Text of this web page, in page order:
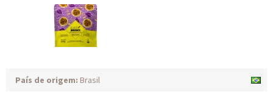
País de origem: Brasil